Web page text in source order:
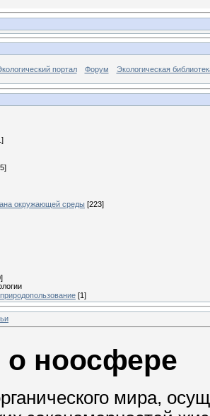
портал Форум Экологическая
окружающей среды [223]
[1]
о ноосфере
мира,